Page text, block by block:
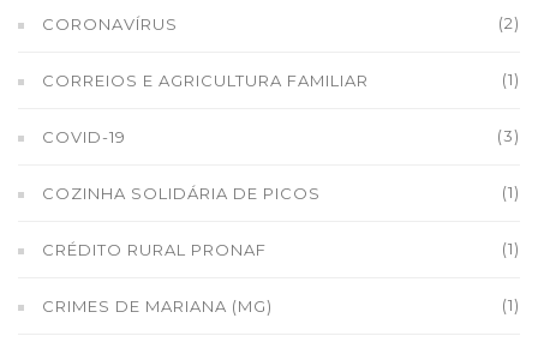
CORONAVÍRUS (2)
CORREIOS E AGRICULTURA FAMILIAR (1)
COVID-19 (3)
COZINHA SOLIDÁRIA DE PICOS (1)
CRÉDITO RURAL PRONAF (1)
CRIMES DE MARIANA (MG) (1)